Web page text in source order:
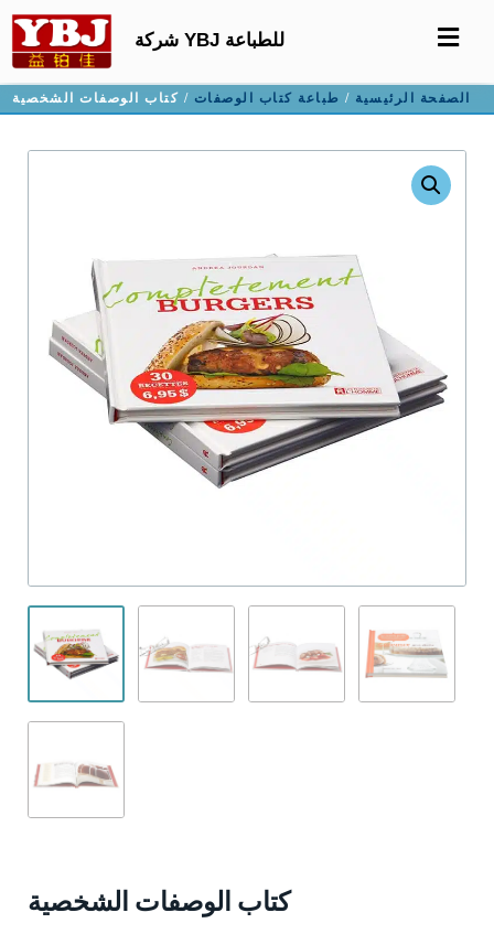
شركة YBJ للطباعة
الصفحة الرئيسية / طباعة كتاب الوصفات / كتاب الوصفات الشخصية
كتاب الوصفات الشخصية